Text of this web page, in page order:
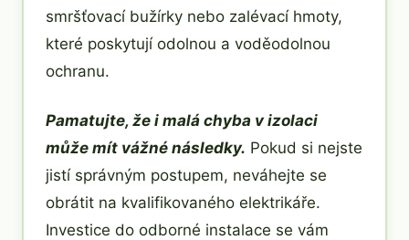
smršťovací bužírky nebo zalévací hmoty,
které poskytují odolnou a voděodolnou
ochranu.
Pamatujte, že i malá chyba v izolaci
může mít vážné následky. Pokud si nejste
jistí správným postupem, neváhejte se
obrátit na kvalifikovaného elektrikáře.
Investice do odborné instalace se vám